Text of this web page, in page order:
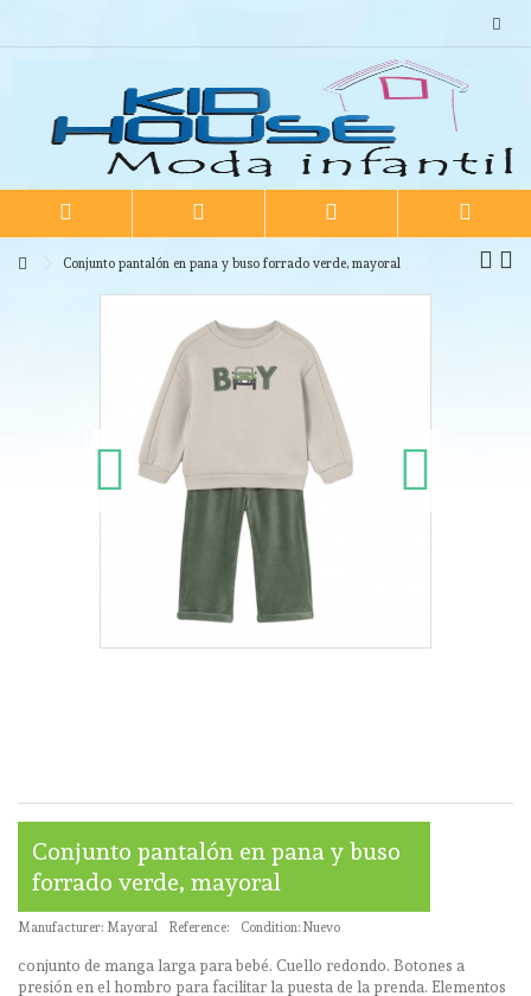
Conjunto pantalón en pana y buso forrado verde, mayoral
Conjunto pantalón en pana y buso
forrado verde, mayoral
Manufacturer: Mayoral Reference: Condition: Nuevo
conjunto de manga larga para bebé. Cuello redondo. Botones a
presión en el hombro para facilitar la puesta de la prenda. Elementos